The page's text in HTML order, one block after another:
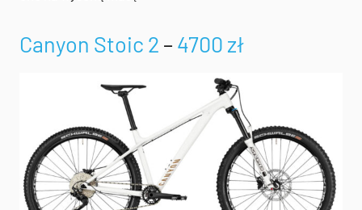
Canyon Stoic 2 – 4700 zł